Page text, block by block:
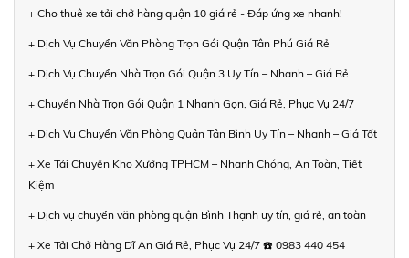
+ Cho thuê xe tải chở hàng quận 10 giá rẻ - Đáp ứng xe nhanh!
+ Dịch Vụ Chuyển Văn Phòng Trọn Gói Quận Tân Phú Giá Rẻ
+ Dịch Vụ Chuyển Nhà Trọn Gói Quận 3 Uy Tín – Nhanh – Giá Rẻ
+ Chuyển Nhà Trọn Gói Quận 1 Nhanh Gọn, Giá Rẻ, Phục Vụ 24/7
+ Dịch Vụ Chuyển Văn Phòng Quận Tân Bình Uy Tín – Nhanh – Giá Tốt
+ Xe Tải Chuyển Kho Xưởng TPHCM – Nhanh Chóng, An Toàn, Tiết
Kiệm
+ Dịch vụ chuyển văn phòng quận Bình Thạnh uy tín, giá rẻ, an toàn
+ Xe Tải Chở Hàng Dĩ An Giá Rẻ, Phục Vụ 24/7 ☎️ 0983 440 454